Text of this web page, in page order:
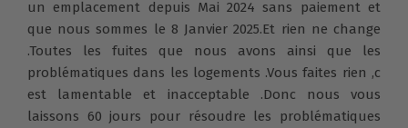
un emplacement depuis Mai 2024 sans paiement et
que nous sommes le 8 Janvier 2025.Et rien ne change
.Toutes les fuites que nous avons ainsi que les
problématiques dans les logements .Vous faites rien ,c
est lamentable et inacceptable .Donc nous vous
laissons 60 jours pour résoudre les problématiques